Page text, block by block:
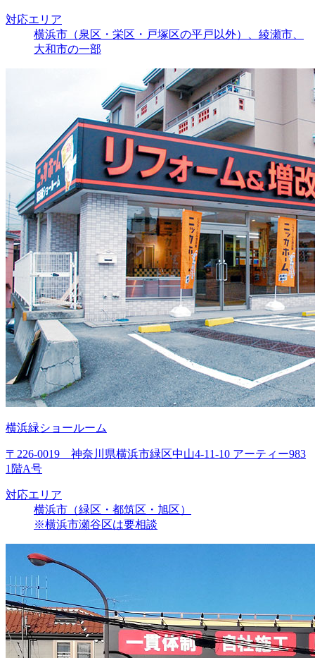
対応エリア
横浜市（泉区・栄区・戸塚区の平戸以外）、綾瀬市、
大和市の一部
横浜緑ショールーム
〒226-0019 神奈川県横浜市緑区中山4-11-10 アーティー983
1階A号
対応エリア
横浜市（緑区・都筑区・旭区）
※横浜市瀬谷区は要相談